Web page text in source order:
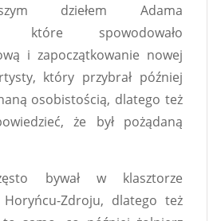
dziełem Adama
które spowodowało
i zapoczątkowanie nowej
który przybrał później
osobistością, dlatego też
że był pożądaną
bywał w klasztorze
Zdroju, dlatego też